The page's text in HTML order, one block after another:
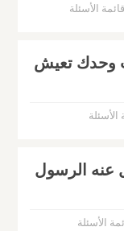
قائمة الأسئلة
وحدك تعيش
الأسئلة
عنه الرسول
الأسئلة